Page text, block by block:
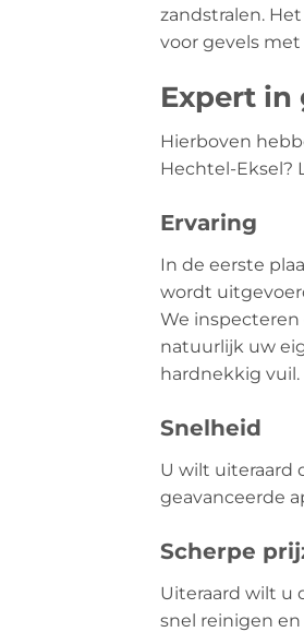
zandstralen.
voor gevels
Expert in
Hierboven
Hechtel-Eksel?
Ervaring
In de eerste
wordt
We inspecteren
natuurlijk uw
hardnekkig vuil.
Snelheid
U wilt uiteraard
geavanceerde
Scherpe
Uiteraard wilt u
snel reinigen